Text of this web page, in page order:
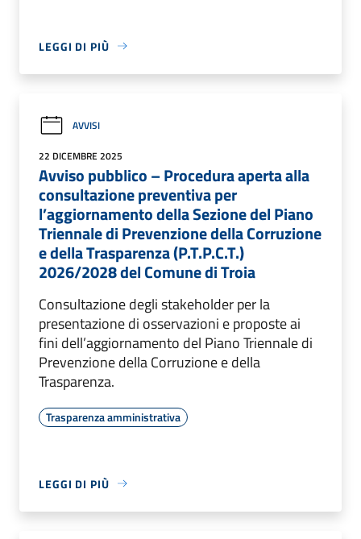
LEGGI DI PIÙ
AVVISI
22 DICEMBRE 2025
Avviso pubblico – Procedura aperta alla
consultazione preventiva per
l’aggiornamento della Sezione del Piano
Triennale di Prevenzione della Corruzione
e della Trasparenza (P.T.P.C.T.)
2026/2028 del Comune di Troia
Consultazione degli stakeholder per la
presentazione di osservazioni e proposte ai
fini dell’aggiornamento del Piano Triennale di
Prevenzione della Corruzione e della
Trasparenza.
Trasparenza amministrativa
LEGGI DI PIÙ